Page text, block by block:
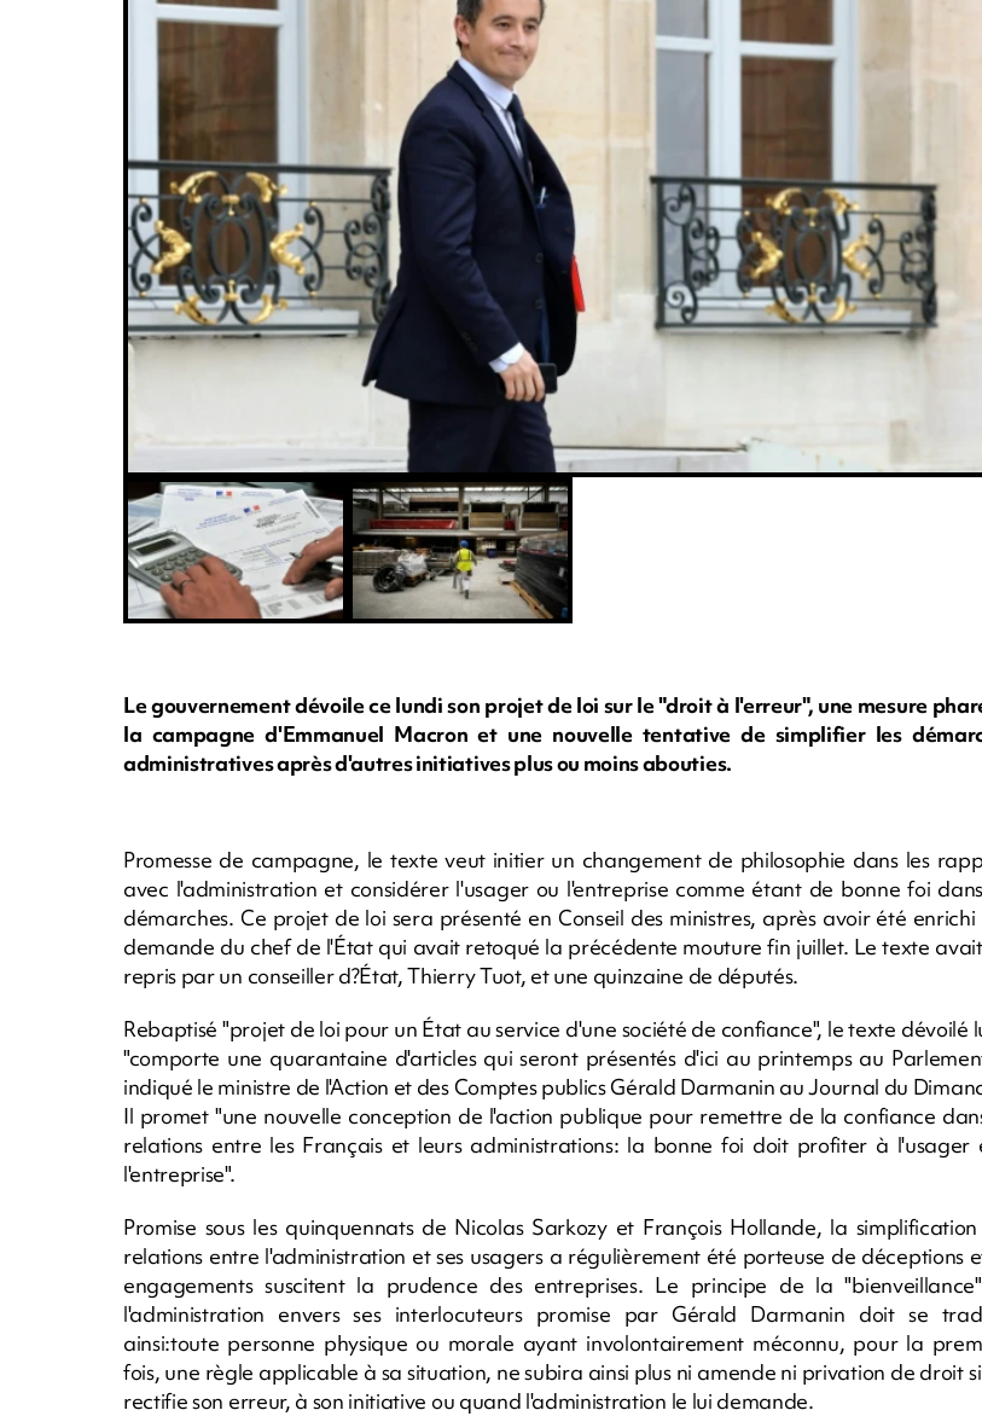
Le gouvernement dévoile ce lundi son projet de loi sur le "droit à l'erreur", une mesure
la campagne d'Emmanuel Macron et une nouvelle tentative de simplifier les
administratives après d'autres initiatives plus ou moins abouties.
Promesse de campagne, le texte veut initier un changement de philosophie dans les
avec l'administration et considérer l'usager ou l'entreprise comme étant de bonne foi
démarches. Ce projet de loi sera présenté en Conseil des ministres, après avoir été
demande du chef de l'État qui avait retoqué la précédente mouture fin juillet. Le texte
repris par un conseiller d?État, Thierry Tuot, et une quinzaine de députés.
Rebaptisé "projet de loi pour un État au service d'une société de confiance", le texte dévoilé
"comporte une quarantaine d'articles qui seront présentés d'ici au printemps au
indiqué le ministre de l'Action et des Comptes publics Gérald Darmanin au Journal du
Il promet "une nouvelle conception de l'action publique pour remettre de la confiance
relations entre les Français et leurs administrations: la bonne foi doit profiter à l'usager
l'entreprise".
Promise sous les quinquennats de Nicolas Sarkozy et François Hollande, la
relations entre l'administration et ses usagers a régulièrement été porteuse de déceptions
engagements suscitent la prudence des entreprises. Le principe de la
l'administration envers ses interlocuteurs promise par Gérald Darmanin doit se
ainsi:toute personne physique ou morale ayant involontairement méconnu, pour la
fois, une règle applicable à sa situation, ne subira ainsi plus ni amende ni privation de droit
rectifie son erreur, à son initiative ou quand l'administration le lui demande.